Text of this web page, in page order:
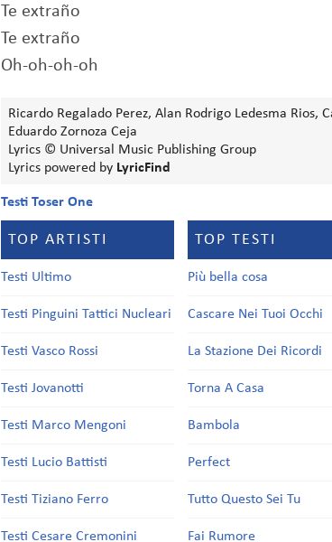
Te extraño
Te extraño
Oh-oh-oh-oh
Ricardo Regalado Perez, Alan Rodrigo Ledesma Rios,
Eduardo Zornoza Ceja
Lyrics © Universal Music Publishing Group
Lyrics powered by LyricFind
Testi Toser One
TOP ARTISTI
Testi Ultimo
Testi Pinguini Tattici Nucleari
Testi Vasco Rossi
Testi Jovanotti
Testi Marco Mengoni
Testi Lucio Battisti
Testi Tiziano Ferro
Testi Cesare Cremonini
TOP TESTI
Più bella cosa
Cascare Nei Tuoi Occhi
La Stazione Dei Ricordi
Torna A Casa
Bambola
Perfect
Tutto Questo Sei Tu
Fai Rumore